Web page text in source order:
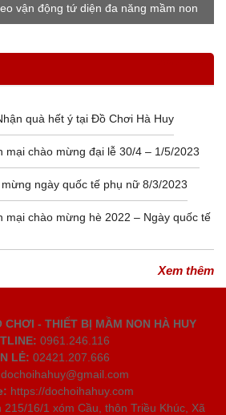
vận động tứ diện đa năng mầm non
Xem thêm
quà hết ý tại Đồ Chơi Hà Huy
mại chào mừng đại lễ 30/4 – 1/5/2023
ngày quốc tế phụ nữ 8/3/2023
mại chào mừng hè 2022 – Ngày quốc tế
Xem thêm
CHƠI - THIẾT BỊ MẦM NON HÀ HUY
0961.246.116
LẺ: 02421.207.666
dochoihahuy@gmail.com
https://dochoihahuy.com
215/16/1 xóm Cầu, thôn Triều Khúc, Xã